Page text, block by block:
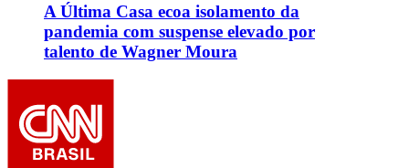
A Última Casa ecoa isolamento da
pandemia com suspense elevado por
talento de Wagner Moura